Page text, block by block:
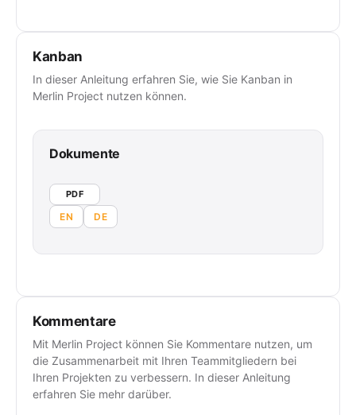
Kanban
In dieser Anleitung erfahren Sie, wie Sie Kanban in
Merlin Project nutzen können.
Dokumente
PDF
EN DE
Kommentare
Mit Merlin Project können Sie Kommentare nutzen, um
die Zusammenarbeit mit Ihren Teammitgliedern bei
Ihren Projekten zu verbessern. In dieser Anleitung
erfahren Sie mehr darüber.